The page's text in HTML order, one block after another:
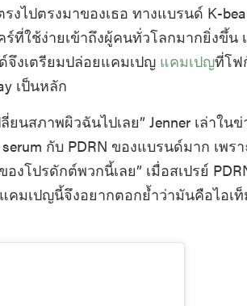
ไปตรงมาของเธอ ทางแบรนด์ K-
ใช้ง่ายเข้าถึงผู้คนทั่วโลกมากยิ่งขึ้น
จึงเตรียมปล่อยแคมเปญ แคมเปญที่โฟ
เป็นหลัก
นสภาพผิวฉันไปเลย” Jenner เล่าในข่
กับ PDRN ของแบรนด์มาก เพร
โปรดักต์พวกนี้เลย” เมื่อสเปรย์
คมเปญนี้จึงอยากตอกย้ำว่ามันคือไอเ